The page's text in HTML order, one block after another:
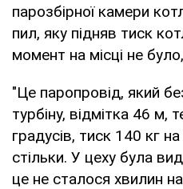
парозбірної камери
пил, яку підняв тиск
момент на місці не
"Це паропровід, який
турбіну, відмітка 46 м,
градусів, тиск 140 кг
стільки. У цеху була
це не сталося хвилин